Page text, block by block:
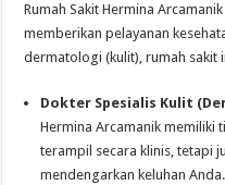
Rumah Sakit Hermina
memberikan pelayanan
dermatologi (kulit), rumah sakit
Dokter Spesialis Kulit
Hermina Arcamanik memiliki
terampil secara klinis, tetapi
mendengarkan keluhan Anda.